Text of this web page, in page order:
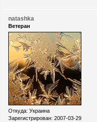
natashka
Ветеран
Откуда: Украина
Зарегистрирован: 2007-03-29